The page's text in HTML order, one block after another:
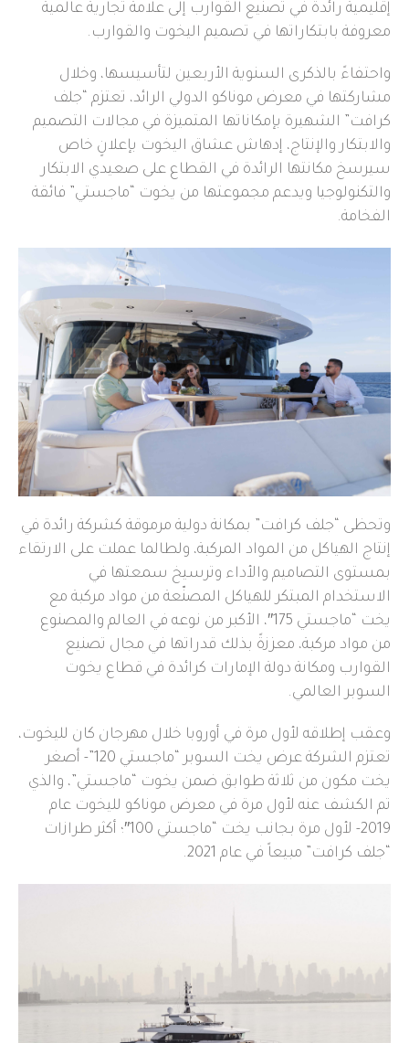
إقليمية رائدة في تصنيع القوارب إلى علامة تجارية عالمية
معروفة بابتكاراتها في تصميم اليخوت والقوارب.
واحتفاءً بالذكرى السنوية الأربعين لتأسيسها، وخلال
مشاركتها في معرض موناكو الدولي الرائد، تعتزم “جلف
كرافت” الشهيرة بإمكاناتها المتميزة في مجالات التصميم
والابتكار والإنتاج، إدهاش عشاق اليخوت بإعلانٍ خاص
سيرسخ مكانتها الرائدة في القطاع على صعيدي الابتكار
والتكنولوجيا ويدعم مجموعتها من يخوت “ماجستي” فائقة
الفخامة.
وتحظى “جلف كرافت” بمكانة دولية مرموقة كشركة رائدة في
إنتاج الهياكل من المواد المركبة، ولطالما عملت على الارتقاء
بمستوى التصاميم والأداء وترسيخ سمعتها في
الاستخدام المبتكر للهياكل المصنّعة من مواد مركبة مع
يخت “ماجستي 175″، الأكبر من نوعه في العالم والمصنوع
من مواد مركبة، معززةً بذلك قدراتها في مجال تصنيع
القوارب ومكانة دولة الإمارات كرائدة في قطاع يخوت
السوبر العالمي.
وعقب إطلاقه لأول مرة في أوروبا خلال مهرجان كان لليخوت،
تعتزم الشركة عرض يخت السوبر “ماجستي 120”- أصغر
يخت مكون من ثلاثة طوابق ضمن يخوت “ماجستي”، والذي
تم الكشف عنه لأول مرة في معرض موناكو لليخوت عام
2019- لأول مرة بجانب يخت “ماجستي 100″؛ أكثر طرازات
“جلف كرافت” مبيعاً في عام 2021.